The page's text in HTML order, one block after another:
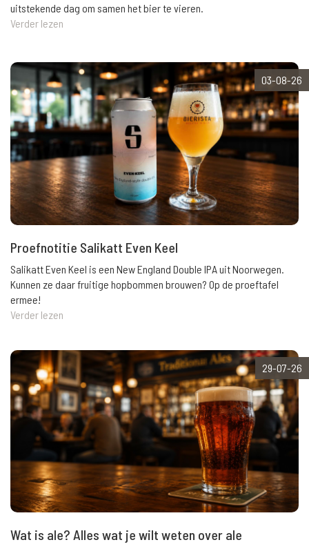
uitstekende dag om samen het bier te vieren.
Verder lezen
03-08-26
Proefnotitie Salikatt Even Keel
Salikatt Even Keel is een New England Double IPA uit Noorwegen.
Kunnen ze daar fruitige hopbommen brouwen? Op de proeftafel
ermee!
Verder lezen
29-07-26
Wat is ale? Alles wat je wilt weten over ale